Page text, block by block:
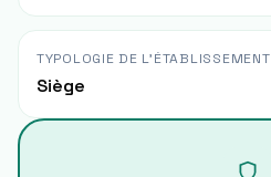
TYPOLOGIE DE L'ÉTABLISSEMENT
Siège